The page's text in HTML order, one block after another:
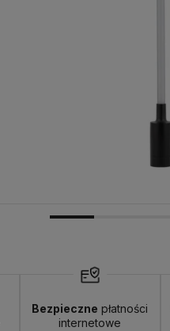
Bezpieczne płatności
internetowe